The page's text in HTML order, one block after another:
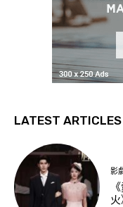
LATEST ARTICLES
影